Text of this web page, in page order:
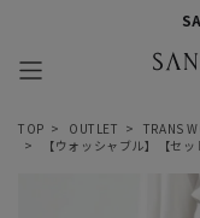
TOP OUTLET TRANS
【ウォッシャブル】【セ